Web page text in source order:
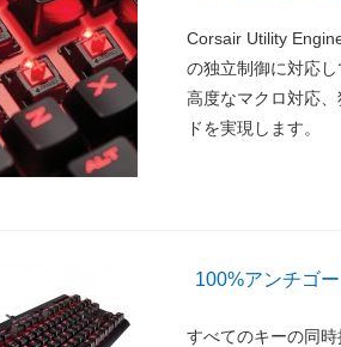
Corsair Utility
の独立制御に対応
高度なマクロ対応
ドを実現します。
100%アンチゴ
すべてのキーの同